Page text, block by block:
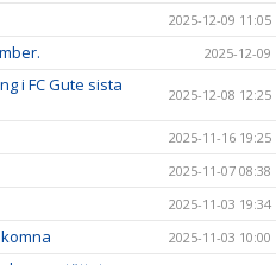
2025-12-09 11:05
2025-12-09
i FC Gute sista
2025-12-08 12:25
2025-11-16 19:25
2025-11-07 08:38
2025-11-03 19:34
2025-11-03 10:00